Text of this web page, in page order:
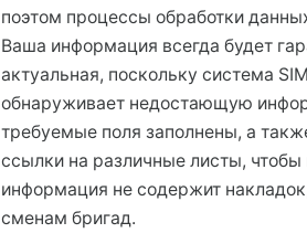
поэтом процессы обработки
Ваша информация всегда будет
актуальная, поскольку система
обнаруживает недостающую
требуемые поля заполнены, а
ссылки на различные листы, чтобы
информация не содержит
сменам бригад.